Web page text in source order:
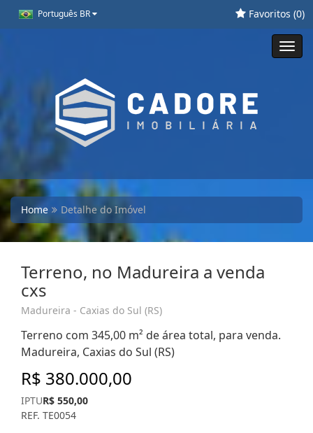
Português BR Favoritos (0)
Home Detalhe do Imóvel
Terreno, no Madureira a venda
cxs
Madureira - Caxias do Sul (RS)
Terreno com 345,00 m² de área total, para venda.
Madureira, Caxias do Sul (RS)
R$ 380.000,00
IPTUR$ 550,00
REF. TE0054